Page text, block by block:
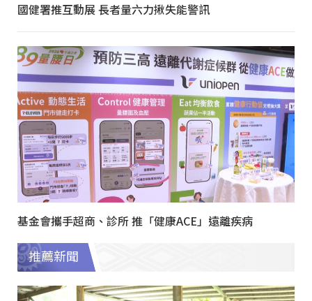
國健署推互動展 長者量六力揪失能警訊
基金會攜手超商、診所 推「健康ACE」遠離疾病
推薦新聞